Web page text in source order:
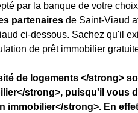
par la banque de votre
partenaires de Saint-Viaud
ci-dessous. Sachez qu'il
de prêt immobilier
de logements </strong>
strong>, puisqu'il vous
strong>. En